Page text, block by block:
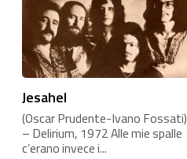
Jesahel
(Oscar Prudente-Ivano Fossati)
– Delirium, 1972 Alle mie spalle
c’erano invece i...